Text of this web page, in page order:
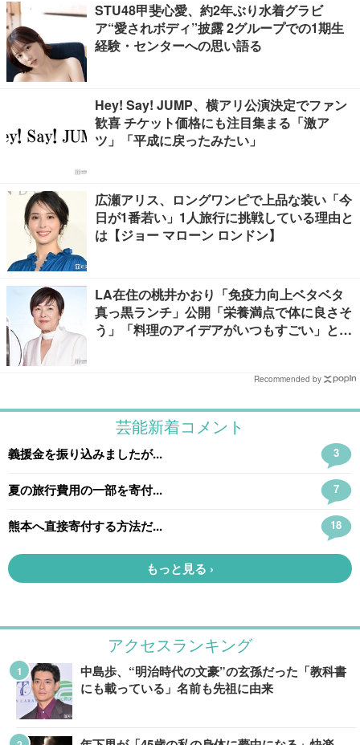
STU48甲斐心愛、約2年ぶり水着グラビ
ア“愛されボディ”披露 2グループでの1期生
経験・センターへの思い語る
Hey! Say! JUMP、横アリ公演決定でファン
歓喜 チケット価格にも注目集まる「激ア
ツ」「平成に戻ったみたい」
広瀬アリス、ロングワンピで上品な装い「今
日が1番若い」1人旅行に挑戦している理由と
は【ジョー マローン ロンドン】
LA在住の桃井かおり「免疫力向上ベタベタ
真っ黒ランチ」公開「栄養満点で体に良さそ
う」「料理のアイデアがいつもすごい」と反
Recommended by
アクセスランキング
中島歩、“明治時代の文豪”の玄孫だった「教科書
にも載っている」名前も先祖に由来